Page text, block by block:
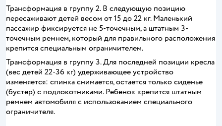
Трансформация в группу 2. В следующую позицию
пересаживают детей весом от 15 до 22 кг. Маленький
пассажир фиксируется не 5-точечным, а штатным 3-
точечным ремнем, который для правильного расположения
крепится специальным ограничителем.
Трансформация в группу 3. Для последней позиции кресла
(вес детей 22-36 кг) удерживающее устройство
изменяется: спинка снимается, остается только сиденье
(бустер) с подлокотниками. Ребенок крепится штатным
ремнем автомобиля с использованием специального
ограничителя.